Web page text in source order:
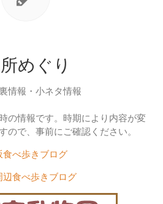
めぐり
情報・小ネタ情報
の情報です。時期により内容が変
ので、事前にご確認ください。
食べ歩きブログ
辺食べ歩きブログ